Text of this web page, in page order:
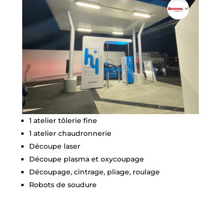
1 atelier tôlerie fine
1 atelier chaudronnerie
Découpe laser
Découpe plasma et oxycoupage
Découpage, cintrage, pliage, roulage
Robots de soudure